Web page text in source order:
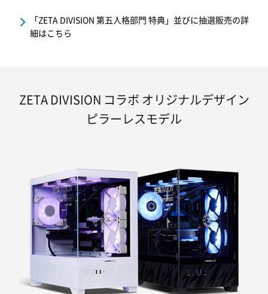
「ZETA DIVISION 第五人格部門 特典」並びに抽選販売の詳
細はこちら
ZETA DIVISION コラボ オリジナルデザイン
ピラーレスモデル